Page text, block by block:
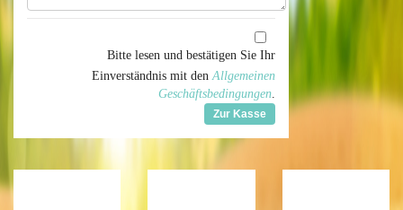
Bitte lesen und bestätigen Sie Ihr
Einverständnis mit denAllgemeinen
Geschäftsbedingungen.
Zur Kasse